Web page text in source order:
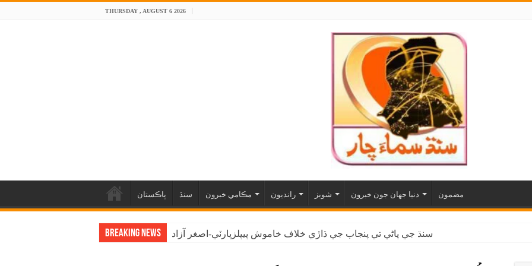
THURSDAY , AUGUST 6 2026
پاڪستان سنڌ مڪامي خبرون رانديون شوبز دنيا جهان جون خبرون مضمون
Breaking News سنڌ جي پاڻي تي پنجاب جي ڌاڙي خلاف خاموش پيپلزپارٽي-اصغر آزاد